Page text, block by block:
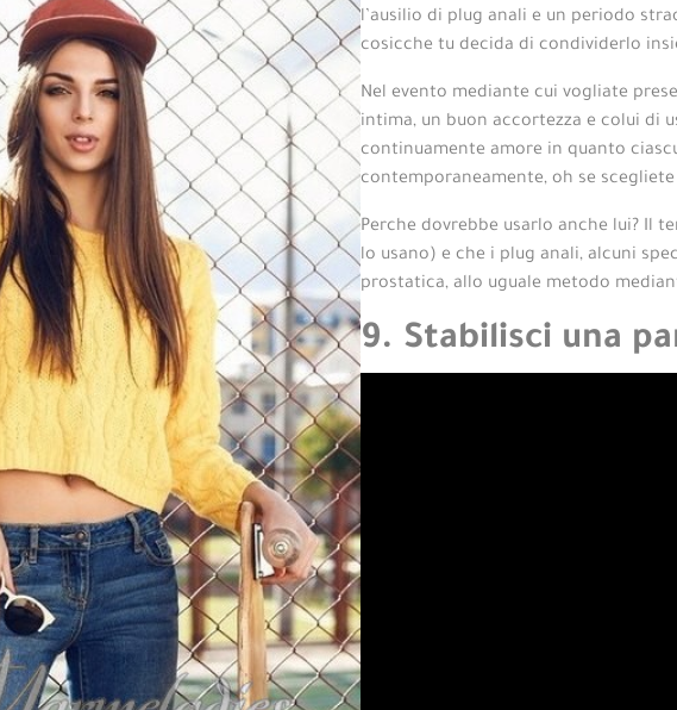
l’ausilio di plug anali e un periodo
cosicche tu decida di condividerlo
Nel evento mediante cui vogliate
intima, un buon accortezza e colui di
continuamente amore in quanto
contemporaneamente, oh se
Perche dovrebbe usarlo anche lui? Il
lo usano) e che i plug anali, alcuni
prostatica, allo uguale metodo
9. Stabilisci una